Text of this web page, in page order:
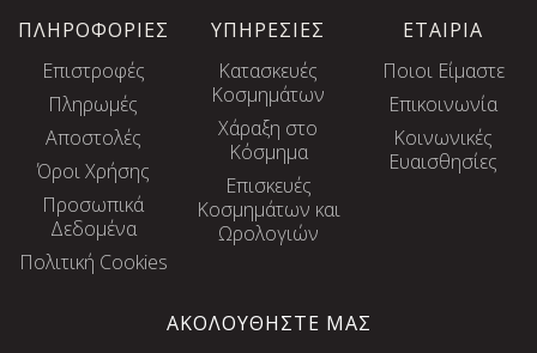
ΠΛΗΡΟΦΟΡΙΕΣ
Επιστροφές
Πληρωμές
Αποστολές
Όροι Χρήσης
Προσωπικά
Δεδομένα
Πολιτική Cookies
ΥΠΗΡΕΣΙΕΣ
Κατασκευές
Κοσμημάτων
Χάραξη στο
Κόσμημα
Eπισκευές
Κοσμημάτων και
Ωρολογιών
ΕΤΑΙΡΙΑ
Ποιοι Είμαστε
Επικοινωνία
Κοινωνικές
Ευαισθησίες
ΑΚΟΛΟΥΘΗΣΤΕ ΜΑΣ